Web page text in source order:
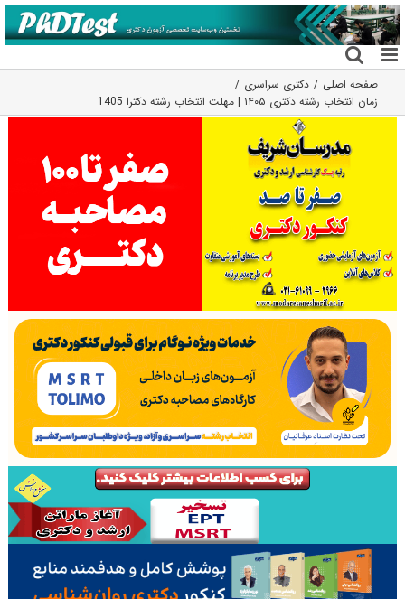
رفتن
به
محتوا
صفحه اصلی
دکتری سراسری
زمان انتخاب رشته دکتری ۱۴۰۵ | مهلت انتخاب رشته دکترا 1405